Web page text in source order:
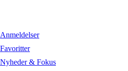
Anmeldelser
Favoritter
Nyheder & Fokus